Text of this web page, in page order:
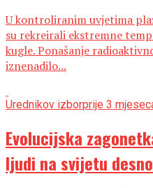
U kontroliranim uvjetima
su rekreirali ekstremne
kugle. Ponašanje
iznenadilo...
Urednikov izborprije 3
Evolucijska
ljudi na svijetu